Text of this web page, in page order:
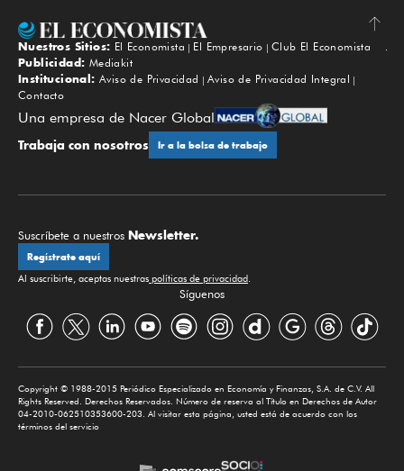
Subir
Nuestros Sitios: El Economista El Empresario
Club El Economista
Publicidad: Mediakit
Institucional: Aviso de Privacidad
Aviso de Privacidad Integral
Contacto
Una empresa de Nacer Global
Trabaja con nosotros Ir a la bolsa de trabajo
Suscríbete a nuestros Newsletter.
Regístrate aquí
Al suscribirte, aceptas nuestras políticas de privacidad.
Síguenos
Copyright © 1988-2015 Periódico Especializado en Economía y Finanzas, S.A. de C.V. All
Rights Reserved. Derechos Reservados. Número de reserva al Título en Derechos de Autor
04-2010-062510353600-203. Al visitar esta página, usted está de acuerdo con los
términos del servicio